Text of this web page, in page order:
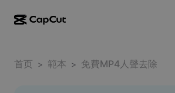
CapCut Desktop
Social media templates
首页 > 範本 > 免費MP4人聲去除